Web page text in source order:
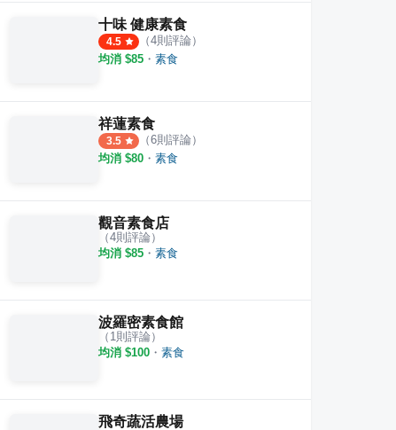
十味 健康素食
4.5 （4則評論）
均消 $85 ・ 素食
祥蓮素食
3.5 （6則評論）
均消 $80 ・ 素食
觀音素食店
（4則評論）
均消 $85 ・ 素食
波羅密素食館
（ 1 則評論）
均消 $100 ・ 素食
飛奇蔬活農場